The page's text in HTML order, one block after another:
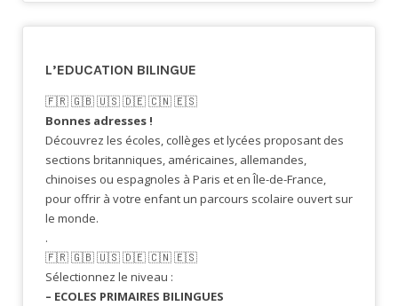
L’EDUCATION BILINGUE
🇫🇷​ 🇬🇧​ 🇺🇸​ 🇩🇪 🇨🇳 🇪🇸​
Bonnes adresses !
Découvrez les écoles, collèges et lycées proposant des
sections britanniques, américaines, allemandes,
chinoises ou espagnoles à Paris et en Île-de-France,
pour offrir à votre enfant un parcours scolaire ouvert sur
le monde.
.
🇫🇷​ 🇬🇧​ 🇺🇸​ 🇩🇪 🇨🇳 🇪🇸​
Sélectionnez le niveau :
– ECOLES PRIMAIRES BILINGUES